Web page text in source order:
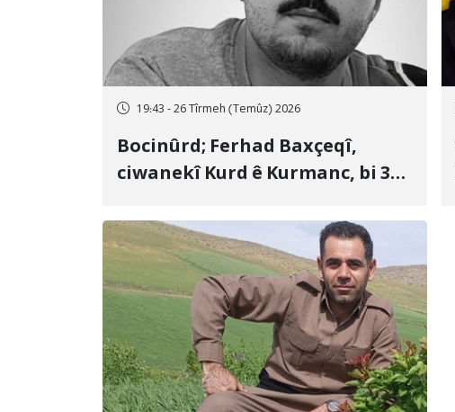
19:43 - 26 Tîrmeh (Temûz) 2026
Bocinûrd; Ferhad Baxçeqî,
ciwanekî Kurd ê Kurmanc, bi 3
cezakirin